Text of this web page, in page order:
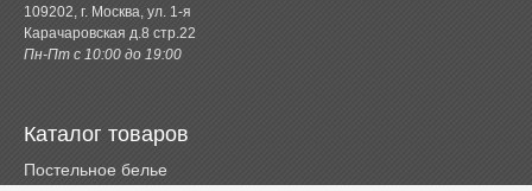
109202, г. Москва, ул. 1-я
Карачаровская д.8 стр.22
Пн-Пт с 10:00 до 19:00
Каталог товаров
Постельное белье